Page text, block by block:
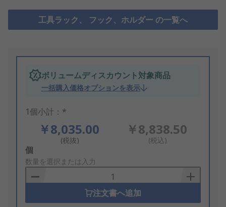
工具ラック、 フック、ホルダー の一覧へ
ボリュームディスカウント対象商品
一括購入価格オプションを表示
1個小計：*
￥8,035.00
(税抜)
￥8,838.50
(税込)
Add
to
Basket
個
数量を選択または入力
注文書へ追加